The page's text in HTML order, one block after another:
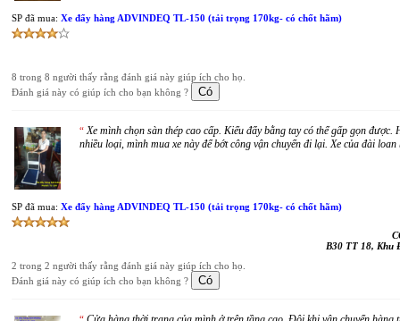
SP đã mua: Xe đẩy hàng ADVINDEQ TL-150 (tải trọng 170kg- có chốt hãm)
8 trong 8 người thấy rằng đánh giá này giúp ích cho họ.
Đánh giá này có giúp ích cho bạn không ?
“ Xe mình chọn sàn thép cao cấp. Kiểu đẩy bằng tay có thể gấp gọn
nhiều loại, mình mua xe này để bớt công vận chuyển đi lại. Xe của đài
SP đã mua: Xe đẩy hàng ADVINDEQ TL-150 (tải trọng 170kg- có chốt hãm)
B30 TT 18, Khu
2 trong 2 người thấy rằng đánh giá này giúp ích cho họ.
Đánh giá này có giúp ích cho bạn không ?